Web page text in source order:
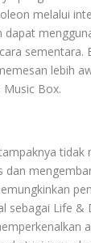
melalui
lebih
Box.
tidak
sebagai Life &